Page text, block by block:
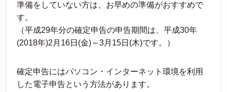
準備をしていない方は、お早めの準備がおすすめで
す。
（平成29年分の確定申告の申告期間は、平成30年
(2018年)2月16日(金)～3月15日(木)です。）
確定申告にはパソコン・インターネット環境を利用
した電子申告という方法があります。